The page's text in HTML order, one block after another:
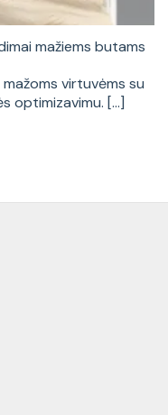
mažiems butams
virtuvėms su
optimizavimu. [...]